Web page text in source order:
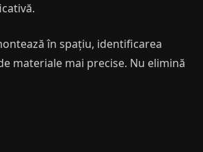
în spațiu, identificarea
materiale mai precise. Nu elimină